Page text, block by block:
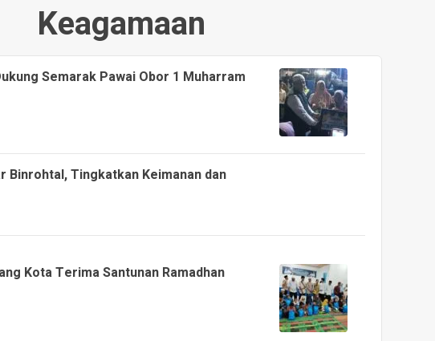
Keagamaan
Semarak Pawai Obor 1 Muharram
Binrohtal, Tingkatkan Keimanan dan
Kota Terima Santunan Ramadhan